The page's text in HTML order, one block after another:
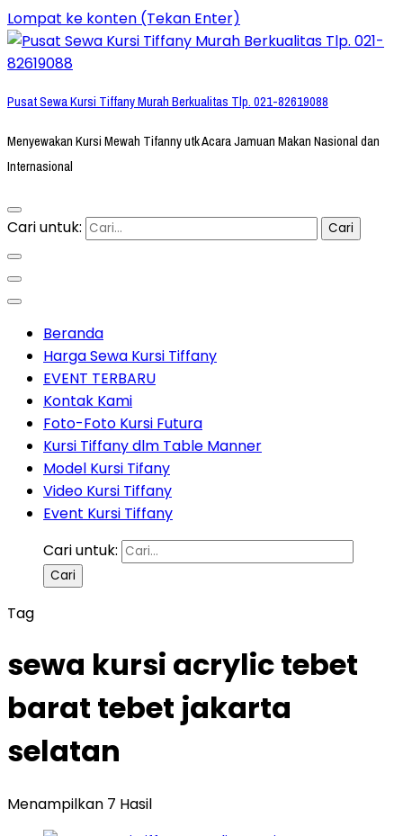
Lompat ke konten (Tekan Enter)
Pusat Sewa Kursi Tiffany Murah Berkualitas Tlp. 021-82619088
Menyewakan Kursi Mewah Tifanny utk Acara Jamuan Makan Nasional dan
Internasional
Cari untuk:
Beranda
Harga Sewa Kursi Tiffany
EVENT TERBARU
Kontak Kami
Foto-Foto Kursi Futura
Kursi Tiffany dlm Table Manner
Model Kursi Tifany
Video Kursi Tiffany
Event Kursi Tiffany
Cari untuk:
Tag
sewa kursi acrylic tebet
barat tebet jakarta
selatan
Menampilkan 7 Hasil